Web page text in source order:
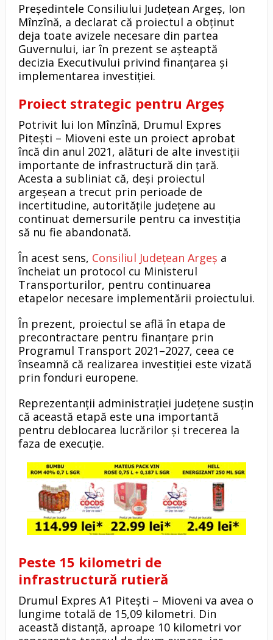
Președintele Consiliului Județean Argeș, Ion
Mînzînă, a declarat că proiectul a obținut
deja toate avizele necesare din partea
Guvernului, iar în prezent se așteaptă
decizia Executivului privind finanțarea și
implementarea investiției.
Proiect strategic pentru Argeș
Potrivit lui Ion Mînzînă, Drumul Expres
Pitești – Mioveni este un proiect aprobat
încă din anul 2021, alături de alte investiții
importante de infrastructură din țară.
Acesta a subliniat că, deși proiectul
argeșean a trecut prin perioade de
incertitudine, autoritățile județene au
continuat demersurile pentru ca investiția
să nu fie abandonată.
În acest sens, Consiliul Județean Argeș a
încheiat un protocol cu Ministerul
Transporturilor, pentru continuarea
etapelor necesare implementării proiectului.
În prezent, proiectul se află în etapa de
precontractare pentru finanțare prin
Programul Transport 2021–2027, ceea ce
înseamnă că realizarea investiției este vizată
prin fonduri europene.
Reprezentanții administrației județene susțin
că această etapă este una importantă
pentru deblocarea lucrărilor și trecerea la
faza de execuție.
Peste 15 kilometri de
infrastructură rutieră
Drumul Expres A1 Pitești – Mioveni va avea o
lungime totală de 15,09 kilometri. Din
această distanță, aproape 10 kilometri vor